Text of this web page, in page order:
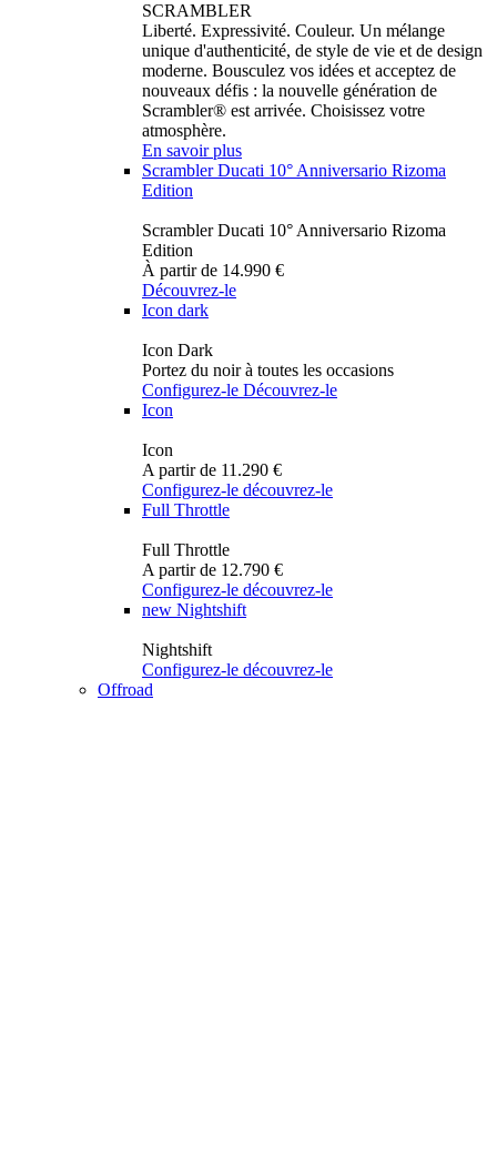
SCRAMBLER
Liberté. Expressivité. Couleur. Un mélange
unique d'authenticité, de style de vie et de design
moderne. Bousculez vos idées et acceptez de
nouveaux défis : la nouvelle génération de
Scrambler® est arrivée. Choisissez votre
atmosphère.
En savoir plus
Scrambler Ducati 10° Anniversario Rizoma
Edition
Scrambler Ducati 10° Anniversario Rizoma
Edition
À partir de 14.990 €
Découvrez-le
Icon dark
Icon Dark
Portez du noir à toutes les occasions
Configurez-le Découvrez-le
Icon
Icon
A partir de 11.290 €
Configurez-le découvrez-le
Full Throttle
Full Throttle
A partir de 12.790 €
Configurez-le découvrez-le
new Nightshift
Nightshift
Configurez-le découvrez-le
Offroad